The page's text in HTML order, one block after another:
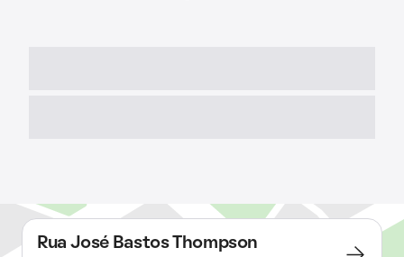
Rua José Bastos Thompson